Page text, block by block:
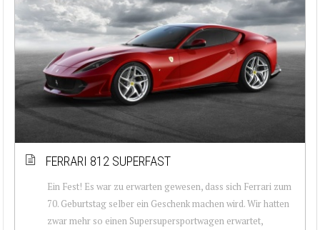
FERRARI 812 SUPERFAST
Ein Fest! Es war zu erwarten gewesen, dass sich Ferrari zum
70. Geburtstag selber ein Geschenk machen wird. Wir hatten
zwar mehr so einen Supersupersportwagen erwartet,